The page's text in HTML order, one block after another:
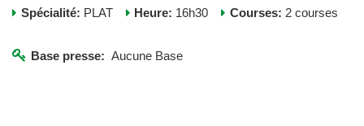
Spécialité: PLAT Heure: 16h30 Courses: 2 courses
Base presse: Aucune Base